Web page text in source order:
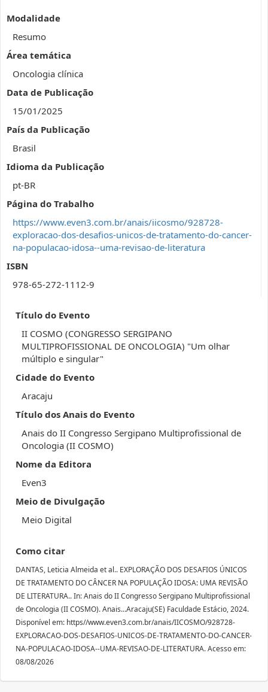
Modalidade
Resumo
Área temática
Oncologia clínica
Data de Publicação
15/01/2025
País da Publicação
Brasil
Idioma da Publicação
pt-BR
Página do Trabalho
https://www.even3.com.br/anais/iicosmo/928728-
exploracao-dos-desafios-unicos-de-tratamento-do-cancer-
na-populacao-idosa--uma-revisao-de-literatura
ISBN
978-65-272-1112-9
Título do Evento
II COSMO (CONGRESSO SERGIPANO
MULTIPROFISSIONAL DE ONCOLOGIA) "Um olhar
múltiplo e singular"
Cidade do Evento
Aracaju
Título dos Anais do Evento
Anais do II Congresso Sergipano Multiprofissional de
Oncologia (II COSMO)
Nome da Editora
Even3
Meio de Divulgação
Meio Digital
Como citar
DANTAS, Leticia Almeida et al.. EXPLORAÇÃO DOS DESAFIOS ÚNICOS
DE TRATAMENTO DO CÂNCER NA POPULAÇÃO IDOSA: UMA REVISÃO
DE LITERATURA.. In: Anais do II Congresso Sergipano Multiprofissional
de Oncologia (II COSMO). Anais...Aracaju(SE) Faculdade Estácio, 2024.
Disponível em: https//www.even3.com.br/anais/IICOSMO/928728-
EXPLORACAO-DOS-DESAFIOS-UNICOS-DE-TRATAMENTO-DO-CANCER-
NA-POPULACAO-IDOSA--UMA-REVISAO-DE-LITERATURA. Acesso em:
08/08/2026